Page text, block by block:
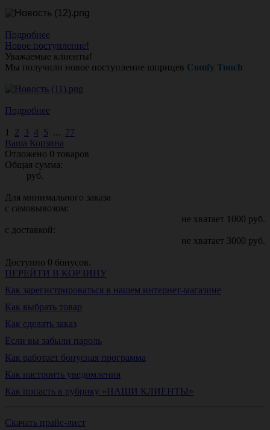
Подробнее
Новое поступление!
Уважаемые клиенты!
Мы получили новое поступление шприцев Comfy Touch
Подробнее
1 2 3 4 5 ... 77
Ваша Корзина
Отложено 0 товаров
Общая сумма:
руб.
Для минимального заказа
с самовывозом:
не хватает 1000 руб.
с доставкой:
не хватает 3000 руб.
Доступно 0 бонусов.
ПЕРЕЙТИ В КОРЗИНУ
Как зарегистрироваться в нашем интернет-магазине
Как выбрать товар
Как сделать заказ
Если вы забыли пароль
Как работает бонусная программа
Как настроить уведомления
Как попасть в рубрику «НАШИ КЛИЕНТЫ»
Скачать прайс-лист